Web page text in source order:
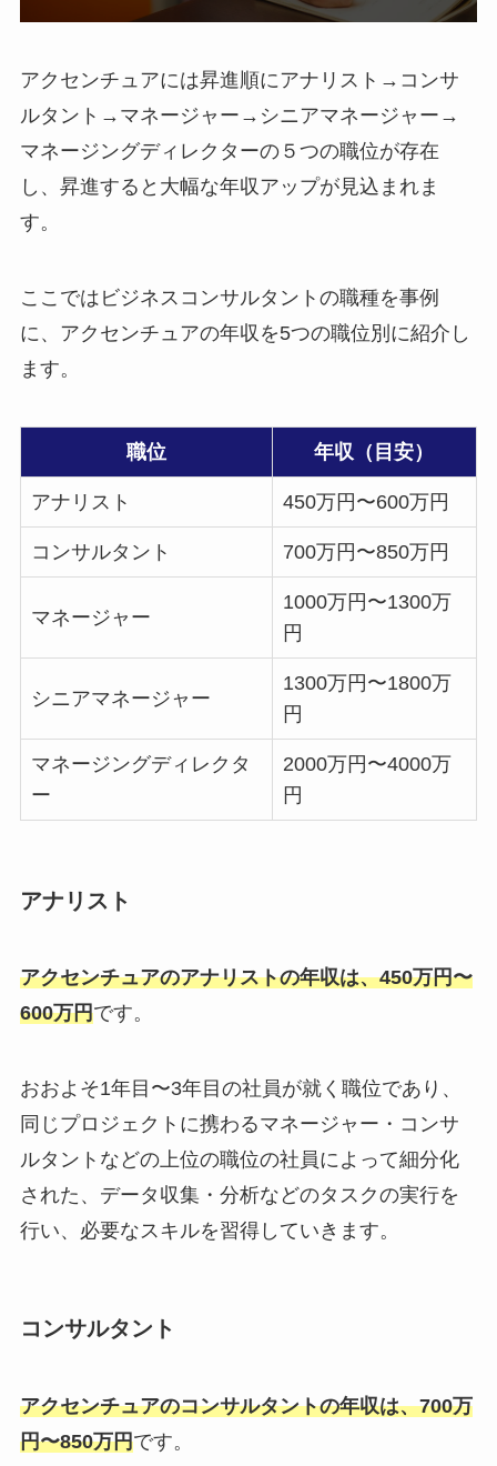
アクセンチュアには昇進順にアナリスト→コンサ
ルタント→マネージャー→シニアマネージャー→
マネージングディレクターの５つの職位が存在
し、昇進すると大幅な年収アップが見込まれま
す。
ここではビジネスコンサルタントの職種を事例
に、アクセンチュアの年収を5つの職位別に紹介し
ます。
職位 年収（目安）
アナリスト 450万円〜600万円
コンサルタント 700万円〜850万円
マネージャー
1000万円〜1300万
円
シニアマネージャー
1300万円〜1800万
円
マネージングディレクタ
ー
2000万円〜4000万
円
アナリスト
アクセンチュアのアナリストの年収は、450万円〜
600万円です。
おおよそ1年目〜3年目の社員が就く職位であり、
同じプロジェクトに携わるマネージャー・コンサ
ルタントなどの上位の職位の社員によって細分化
された、データ収集・分析などのタスクの実行を
行い、必要なスキルを習得していきます。
コンサルタント
アクセンチュアのコンサルタントの年収は、700万
円〜850万円です。